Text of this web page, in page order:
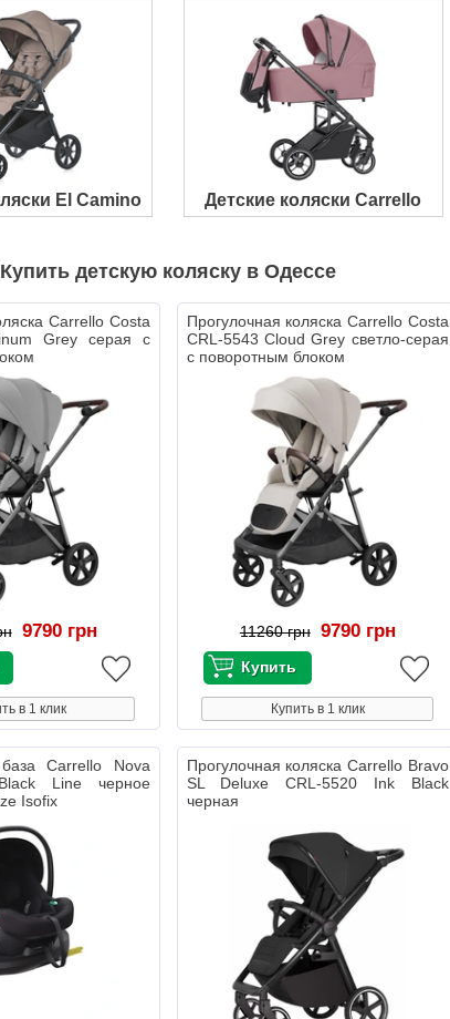
El Camino Детские коляски Carrello
Купить детскую коляску в Одессе
Carrello Costa
Grey серая с
9790 грн
в 1 клик
Прогулочная коляска Carrello Costa
CRL-5543 Cloud Grey светло-серая
с поворотным блоком
11260 грн 9790 грн
Купить в 1 клик
Carrello Nova
Line черное
Isofix
Прогулочная коляска Carrello Bravo
SL Deluxe CRL-5520 Ink Black
черная